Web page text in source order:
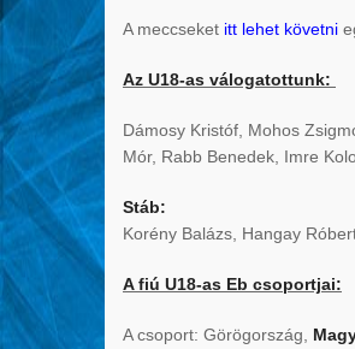
A meccseket itt lehet követni
Az U18-as válogatottunk:
Dámosy Kristóf, Mohos
Mór, Rabb Benedek, Imre
Stáb:
Korény Balázs, Hangay
A fiú U18-as Eb csoportjai:
A csoport: Görögország,